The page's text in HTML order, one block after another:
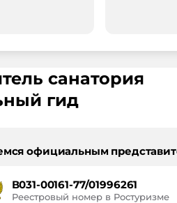
санатория
гид
официальным
В031-00161-77/01996261
Реестровый номер в Ростуризме